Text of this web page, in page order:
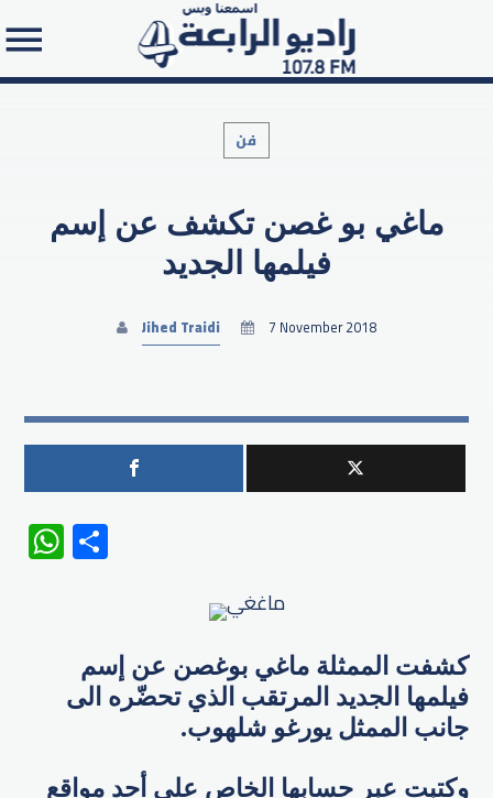
Search in the website:
فن
ماغي بو غصن تكشف عن إسم
فيلمها الجديد
Jihed Traidi 7 November 2018
WhatsApp
كشفت الممثلة ​ماغي بوغصن​ عن إسم
فيلمها الجديد المرتقب الذي تحضّره الى
جانب الممثل يورغو شلهوب.
وكتبت عبر حسابها الخاص على أحد مواقع